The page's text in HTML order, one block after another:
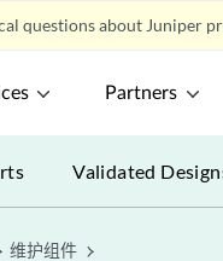
questions about Juniper
Partners
Validated
维护组件